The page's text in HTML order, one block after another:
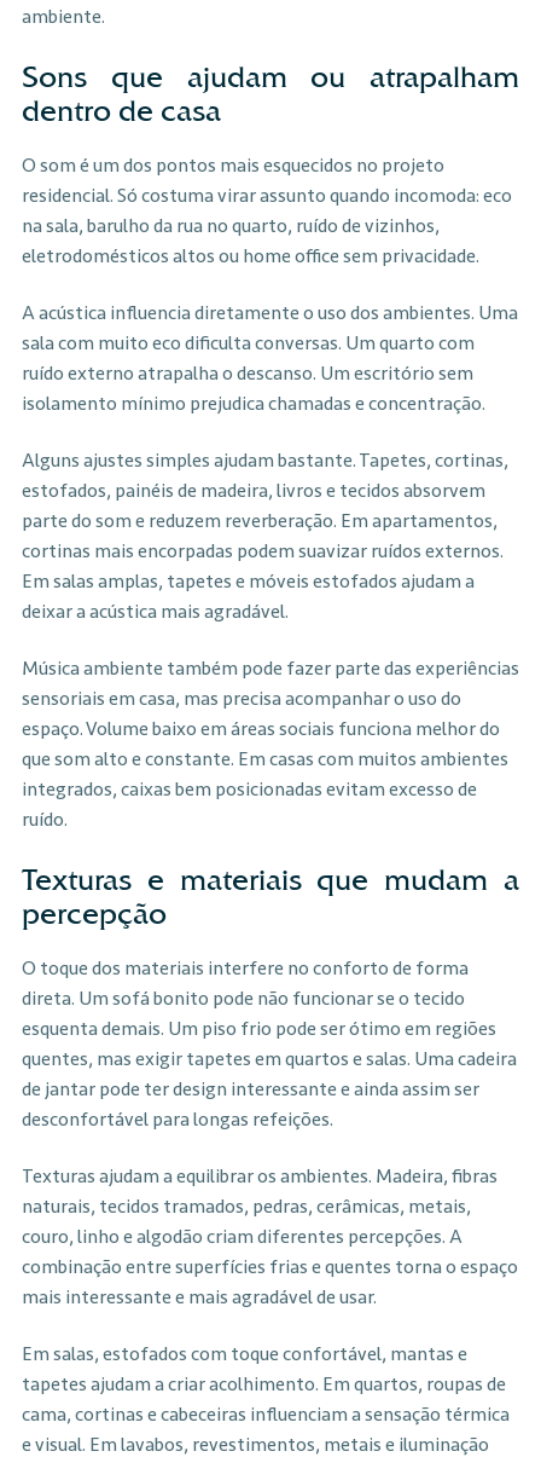
ambiente.
Sons que ajudam ou atrapalham
dentro de casa
O som é um dos pontos mais esquecidos no projeto
residencial. Só costuma virar assunto quando incomoda: eco
na sala, barulho da rua no quarto, ruído de vizinhos,
eletrodomésticos altos ou home office sem privacidade.
A acústica influencia diretamente o uso dos ambientes. Uma
sala com muito eco dificulta conversas. Um quarto com
ruído externo atrapalha o descanso. Um escritório sem
isolamento mínimo prejudica chamadas e concentração.
Alguns ajustes simples ajudam bastante. Tapetes, cortinas,
estofados, painéis de madeira, livros e tecidos absorvem
parte do som e reduzem reverberação. Em apartamentos,
cortinas mais encorpadas podem suavizar ruídos externos.
Em salas amplas, tapetes e móveis estofados ajudam a
deixar a acústica mais agradável.
Música ambiente também pode fazer parte das experiências
sensoriais em casa, mas precisa acompanhar o uso do
espaço. Volume baixo em áreas sociais funciona melhor do
que som alto e constante. Em casas com muitos ambientes
integrados, caixas bem posicionadas evitam excesso de
ruído.
Texturas e materiais que mudam a
percepção
O toque dos materiais interfere no conforto de forma
direta. Um sofá bonito pode não funcionar se o tecido
esquenta demais. Um piso frio pode ser ótimo em regiões
quentes, mas exigir tapetes em quartos e salas. Uma cadeira
de jantar pode ter design interessante e ainda assim ser
desconfortável para longas refeições.
Texturas ajudam a equilibrar os ambientes. Madeira, fibras
naturais, tecidos tramados, pedras, cerâmicas, metais,
couro, linho e algodão criam diferentes percepções. A
combinação entre superfícies frias e quentes torna o espaço
mais interessante e mais agradável de usar.
Em salas, estofados com toque confortável, mantas e
tapetes ajudam a criar acolhimento. Em quartos, roupas de
cama, cortinas e cabeceiras influenciam a sensação térmica
e visual. Em lavabos, revestimentos, metais e iluminação